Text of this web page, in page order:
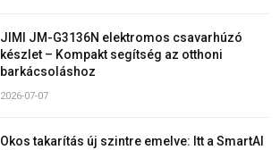
JIMI JM-G3136N elektromos csavarhúzó
készlet – Kompakt segítség az otthoni
barkácsoláshoz
2026-07-07
Okos takarítás új szintre emelve: Itt a SmartAI